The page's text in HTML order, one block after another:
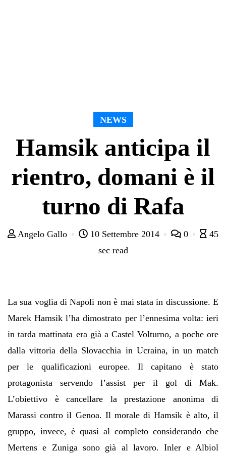
NEWS
Hamsik anticipa il
rientro, domani è il
turno di Rafa
Angelo Gallo 10 Settembre 2014 0
45
sec read
La sua voglia di Napoli non è mai stata in discussione. E
Marek Hamsik l’ha dimostrato per l’ennesima volta: ieri
in tarda mattinata era già a Castel Volturno, a poche ore
dalla vittoria della Slovacchia in Ucraina, in un match
per le qualificazioni europee. Il capitano è stato
protagonista servendo l’assist per il gol di Mak.
L’obiettivo è cancellare la prestazione anonima di
Marassi contro il Genoa. Il morale di Hamsik è alto, il
gruppo, invece, è quasi al completo considerando che
Mertens e Zuniga sono già al lavoro. Inler e Albiol